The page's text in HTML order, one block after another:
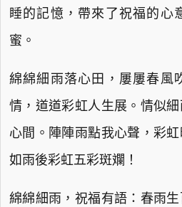
睡的記憶，帶來了祝福的心
蜜。
綿綿細雨落心田，屢屢春風
情，道道彩虹人生展。情似
心間。陣陣雨點我心聲，彩
如雨後彩虹五彩斑斕！
綿綿細雨，祝福有語：春雨